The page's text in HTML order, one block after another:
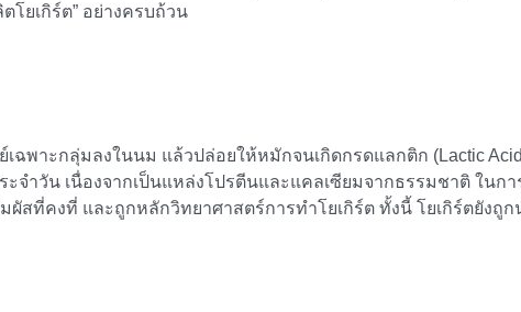
โยเกิร์ต” อย่างครบถ้วน
ฉพาะกลุ่มลงในนม แล้วปล่อยให้หมักจนเกิดกรดแลกติก (Lactic
จำวัน เนื่องจากเป็นแหล่งโปรตีนและแคลเซียมจากธรรมชาติ ในก
ที่คงที่ และถูกหลักวิทยาศาสตร์การทําโยเกิร์ต ทั้งนี้ โยเกิร์ตยังถู